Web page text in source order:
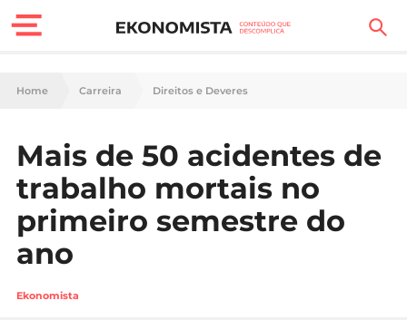
Finanças Pessoais
Carreira
Casa
Lifestyle
Sociedade
Home Carreira Direitos e Deveres
Mais de 50 acidentes de
trabalho mortais no
primeiro semestre do
ano
Ekonomista